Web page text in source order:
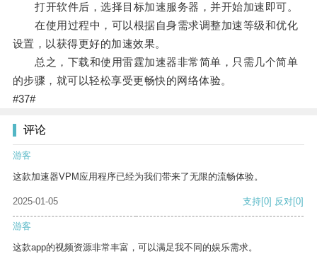
打开软件后，选择目标加速服务器，并开始加速即可。
在使用过程中，可以根据自身需求调整加速等级和优化
设置，以获得更好的加速效果。
总之，下载和使用雷霆加速器非常简单，只需几个简单
的步骤，就可以轻松享受更畅快的网络体验。
#37#
评论
游客
这款加速器VPM应用程序已经为我们带来了无限的流畅体验。
2025-01-05 支持[0] 反对[0]
游客
这款app的视频资源非常丰富，可以满足我不同的娱乐需求。